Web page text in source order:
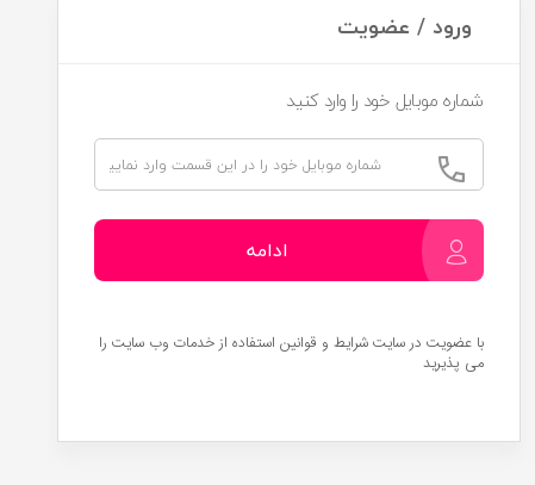
ورود / عضویت
شماره موبایل خود را وارد کنید
ادامه
با عضویت در سایتشرایط و قوانین استفاده از خدمات وب سایت را
می پذیرید